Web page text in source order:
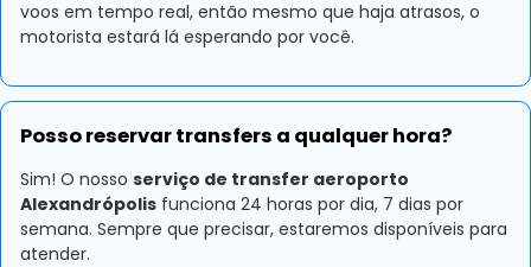
voos em tempo real, então mesmo que haja atrasos, o
motorista estará lá esperando por você.
Posso reservar transfers a qualquer hora?
Sim! O nosso serviço de transfer aeroporto
Alexandrópolis funciona 24 horas por dia, 7 dias por
semana. Sempre que precisar, estaremos disponíveis para
atender.